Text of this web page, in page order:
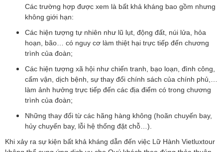
Các trường hợp được xem là bất khả kháng bao gồm nhưng
không giới hạn:
Các hiện tượng tự nhiên như lũ lụt, động đất, núi lửa, hỏa
hoạn, bão… có nguy cơ làm thiệt hại trực tiếp đến chương
trình của đoàn;
Các hiện tượng xã hội như chiến tranh, bạo loạn, đình công,
cấm vận, dịch bệnh, sự thay đổi chính sách của chính phủ,…
làm ảnh hưởng trực tiếp đến các địa điểm có trong chương
trình của đoàn;
Những thay đổi từ các hãng hàng không (hoãn chuyến bay,
hủy chuyến bay, lỗi hệ thống đặt chỗ…).
Khi xảy ra sự kiện bất khả kháng dẫn đến việc Lữ Hành Vietluxtour